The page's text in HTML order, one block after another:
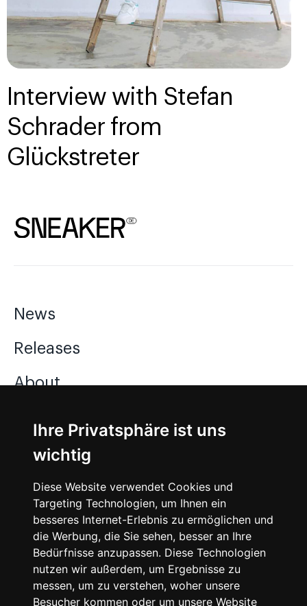
Ihre Privatsphäre ist uns
wichtig
Diese Website verwendet Cookies und
Targeting Technologien, um Ihnen ein
besseres Internet-Erlebnis zu ermöglichen und
die Werbung, die Sie sehen, besser an Ihre
Bedürfnisse anzupassen. Diese Technologien
nutzen wir außerdem, um Ergebnisse zu
messen, um zu verstehen, woher unsere
Besucher kommen oder um unsere Website
Interview with Stefan
Schrader from
Glückstreter
News
Releases
About
Instagram
Facebook
Vimeo